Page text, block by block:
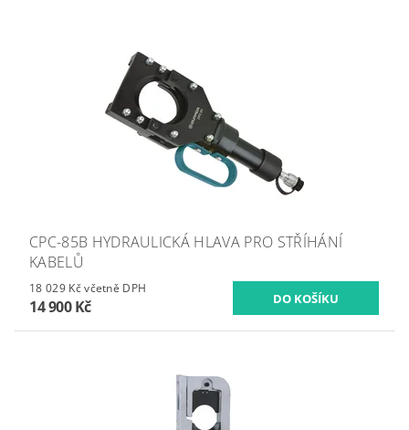
CPC-85B HYDRAULICKÁ HLAVA PRO STŘÍHÁNÍ
KABELŮ
18 029 Kč včetně DPH
14 900 Kč